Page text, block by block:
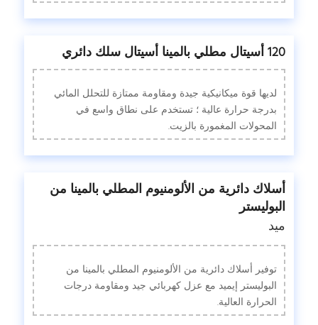
120 أسيتال مطلي بالمينا أسيتال سلك دائري
لديها قوة ميكانيكية جيدة ومقاومة ممتازة للتحلل المائي
بدرجة حرارة عالية ؛ تستخدم على نطاق واسع في
المحولات المغمورة بالزيت.
أسلاك دائرية من الألومنيوم المطلي بالمينا من
البوليستر
ميد
توفير أسلاك دائرية من الألومنيوم المطلي بالمينا من
البوليستر إيميد مع عزل كهربائي جيد ومقاومة درجات
الحرارة العالية.